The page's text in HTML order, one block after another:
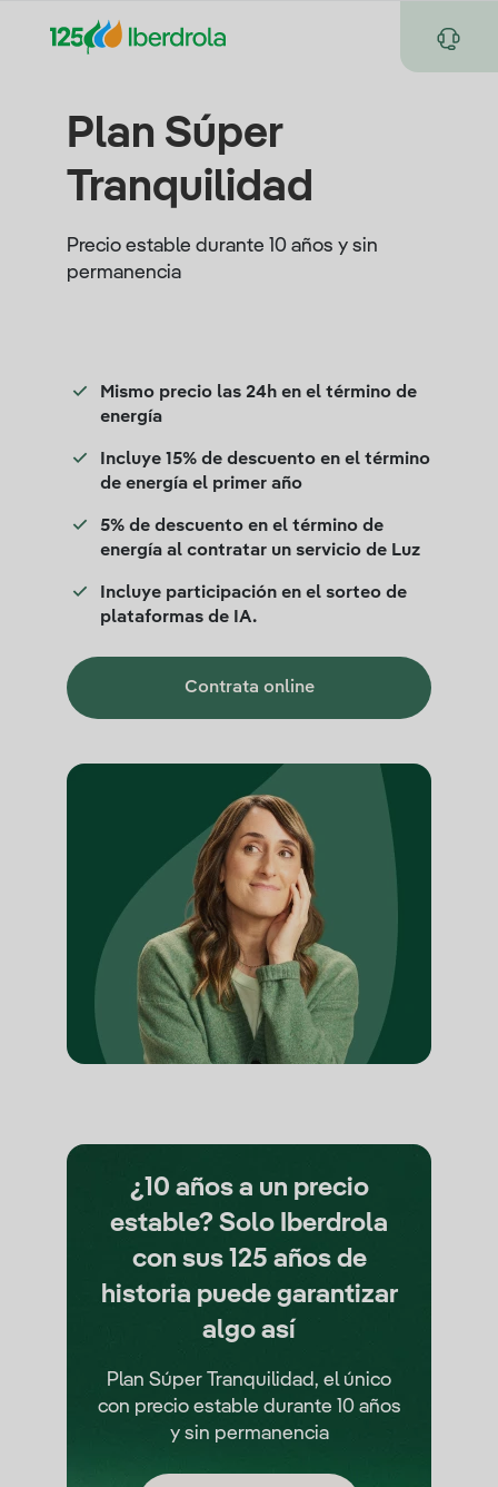
Plan Súper
Tranquilidad
Precio estable durante 10 años y sin
permanencia
Mismo precio las 24h en el término de
energía
Incluye 15% de descuento en el término
de energía el primer año
5% de descuento en el término de
energía al contratar un servicio de Luz
Incluye participación en el sorteo de
plataformas de IA.
Contrata online
¿10 años a un precio
estable? Solo Iberdrola
con sus 125 años de
historia puede garantizar
algo así
Plan Súper Tranquilidad, el único
con precio estable durante 10 años
y sin permanencia